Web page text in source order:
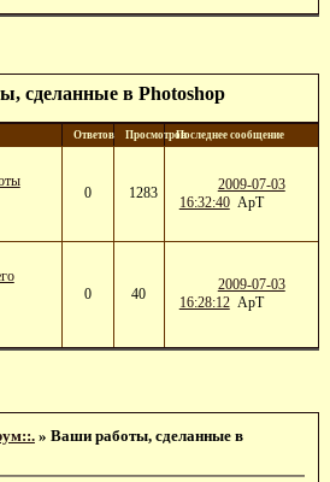
сделанные в Photoshop
Ответов ПросмотровПоследнее сообщение
0 1283
2009-07-03
16:32:40 ApT
0 40
2009-07-03
16:28:12 ApT
» Ваши работы, сделанные в